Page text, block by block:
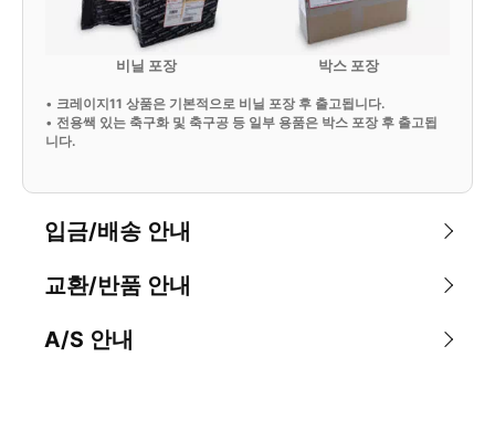
비닐 포장 박스 포장
• 크레이지11 상품은 기본적으로 비닐 포장 후 출고됩니다.
• 전용쌕 있는 축구화 및 축구공 등 일부 용품은 박스 포장 후 출고됩
니다.
입금/배송 안내
교환/반품 안내
A/S 안내